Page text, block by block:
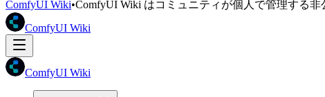
ComfyUI Wiki•ComfyUI Wiki はコミュニティが個人で管理する非
ComfyUI Wiki
ComfyUI Wiki